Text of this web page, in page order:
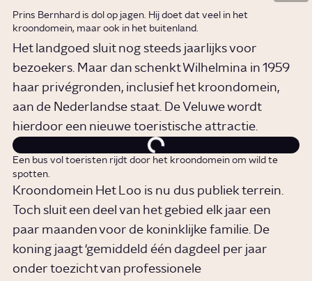
Prins Bernhard is dol op jagen. Hij doet dat veel in het
kroondomein, maar ook in het buitenland.
Het landgoed sluit nog steeds jaarlijks voor
bezoekers. Maar dan schenkt Wilhelmina in 1959
haar privégronden, inclusief het kroondomein,
aan de Nederlandse staat. De Veluwe wordt
hierdoor een nieuwe toeristische attractie.
Een bus vol toeristen rijdt door het kroondomein om wild te
spotten.
Kroondomein Het Loo is nu dus publiek terrein.
Toch sluit een deel van het gebied elk jaar een
paar maanden voor de koninklijke familie. De
koning jaagt ‘gemiddeld één dagdeel per jaar
onder toezicht van professionele